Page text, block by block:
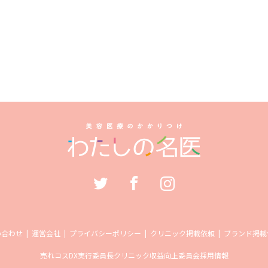
わせ 運営会社 プライバシーポリシー クリニック掲載依頼 ブランド掲
売れコスDX実行委員長クリニック収益向上委員会採用情報